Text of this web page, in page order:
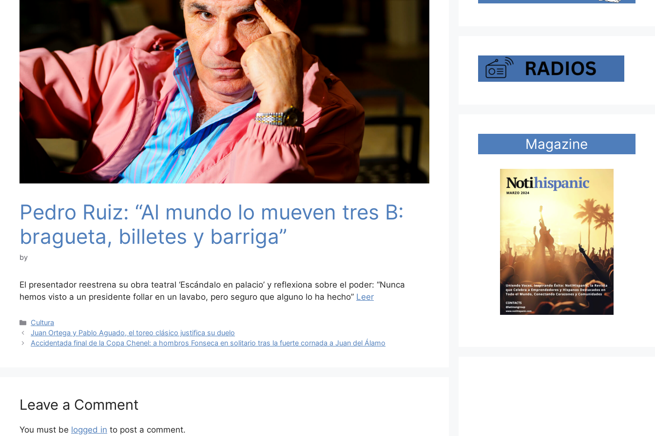
Pedro Ruiz: “Al mundo lo mueven tres B:
bragueta, billetes y barriga”
by
El presentador reestrena su obra teatral ‘Escándalo en palacio’ y reflexiona sobre el poder: “Nunca
hemos visto a un presidente follar en un lavabo, pero seguro que alguno lo ha hecho” Leer
Categories
Cultura
Juan Ortega y Pablo Aguado, el toreo clásico justifica su duelo
Accidentada final de la Copa Chenel: a hombros Fonseca en solitario tras la fuerte cornada a Juan del Álamo
Leave a Comment
You must be logged in to post a comment.
Magazine